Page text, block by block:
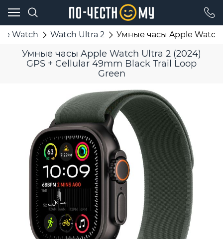
Watch Watch Ultra 2 Умные часы Apple Watch
Умные часы Apple Watch Ultra 2 (2024)
GPS + Cellular 49mm Black Trail Loop
Green